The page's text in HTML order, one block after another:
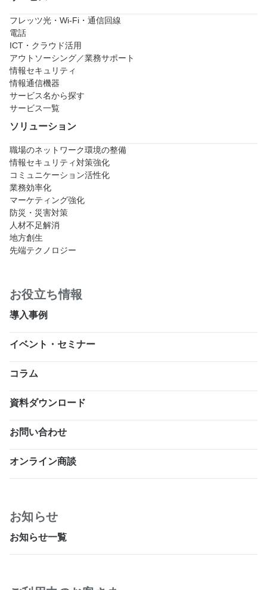
フレッツ光・Wi-Fi・通信回線
電話
ICT・クラウド活用
アウトソーシング／業務サポート
情報セキュリティ
情報通信機器
サービス名から探す
サービス一覧
ソリューション
職場のネットワーク環境の整備
情報セキュリティ対策強化
コミュニケーション活性化
業務効率化
マーケティング強化
防災・災害対策
人材不足解消
地方創生
先端テクノロジー
お役立ち情報
導入事例
イベント・セミナー
コラム
資料ダウンロード
お問い合わせ
オンライン商談
お知らせ
お知らせ一覧